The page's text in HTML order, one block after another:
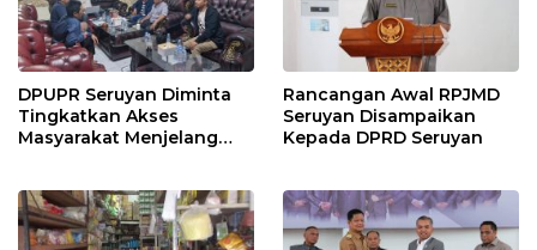
DPUPR Seruyan Diminta
Tingkatkan Akses
Masyarakat Menjelang
Rancangan Awal RPJMD
Seruyan Disampaikan
Kepada DPRD Seruyan